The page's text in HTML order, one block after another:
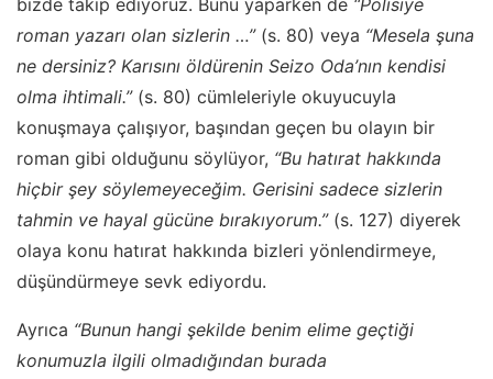
bizde takip ediyoruz. Bunu yaparken de “Polisiye
roman yazarı olan sizlerin …”(s. 80) veya “Mesela şuna
ne dersiniz? Karısını öldürenin Seizo Oda’nın kendisi
olma ihtimali.”(s. 80) cümleleriyle okuyucuyla
konuşmaya çalışıyor, başından geçen bu olayın bir
roman gibi olduğunu söylüyor, “Bu hatırat hakkında
hiçbir şey söylemeyeceğim. Gerisini sadece sizlerin
tahmin ve hayal gücüne bırakıyorum.”(s. 127) diyerek
olaya konu hatırat hakkında bizleri yönlendirmeye,
düşündürmeye sevk ediyordu.
Ayrıca “Bunun hangi şekilde benim elime geçtiği
konumuzla ilgili olmadığından burada